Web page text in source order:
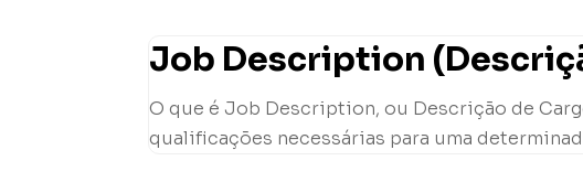
Job Description
O que é Job Description, ou Descrição de
qualificações necessárias para uma